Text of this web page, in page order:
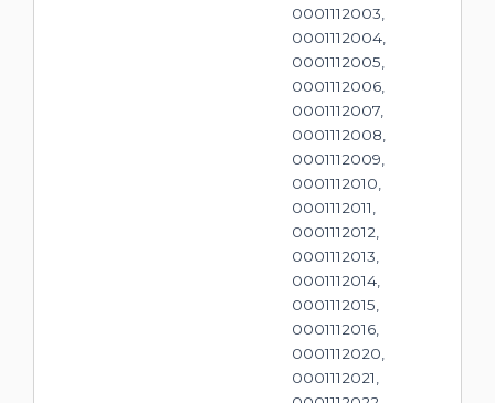
0001112003,
0001112004,
0001112005,
0001112006,
0001112007,
0001112008,
0001112009,
0001112010,
0001112011,
0001112012,
0001112013,
0001112014,
0001112015,
0001112016,
0001112020,
0001112021,